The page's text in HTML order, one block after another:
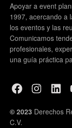
Apoyar a event
1997, acercando a
los eventos y las
Comunicamos
profesionales,
una guía práctica
© 2023 Derechos
C.V.